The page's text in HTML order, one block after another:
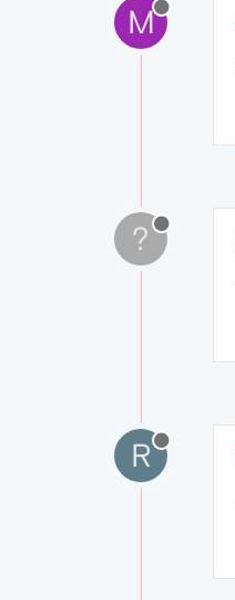
M
?
R